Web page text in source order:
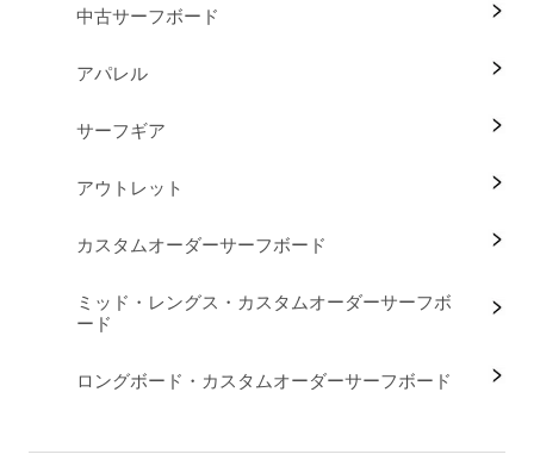
中古サーフボード
アパレル
サーフギア
アウトレット
カスタムオーダーサーフボード
ミッド・レングス・カスタムオーダーサーフボ
ード
ロングボード・カスタムオーダーサーフボード